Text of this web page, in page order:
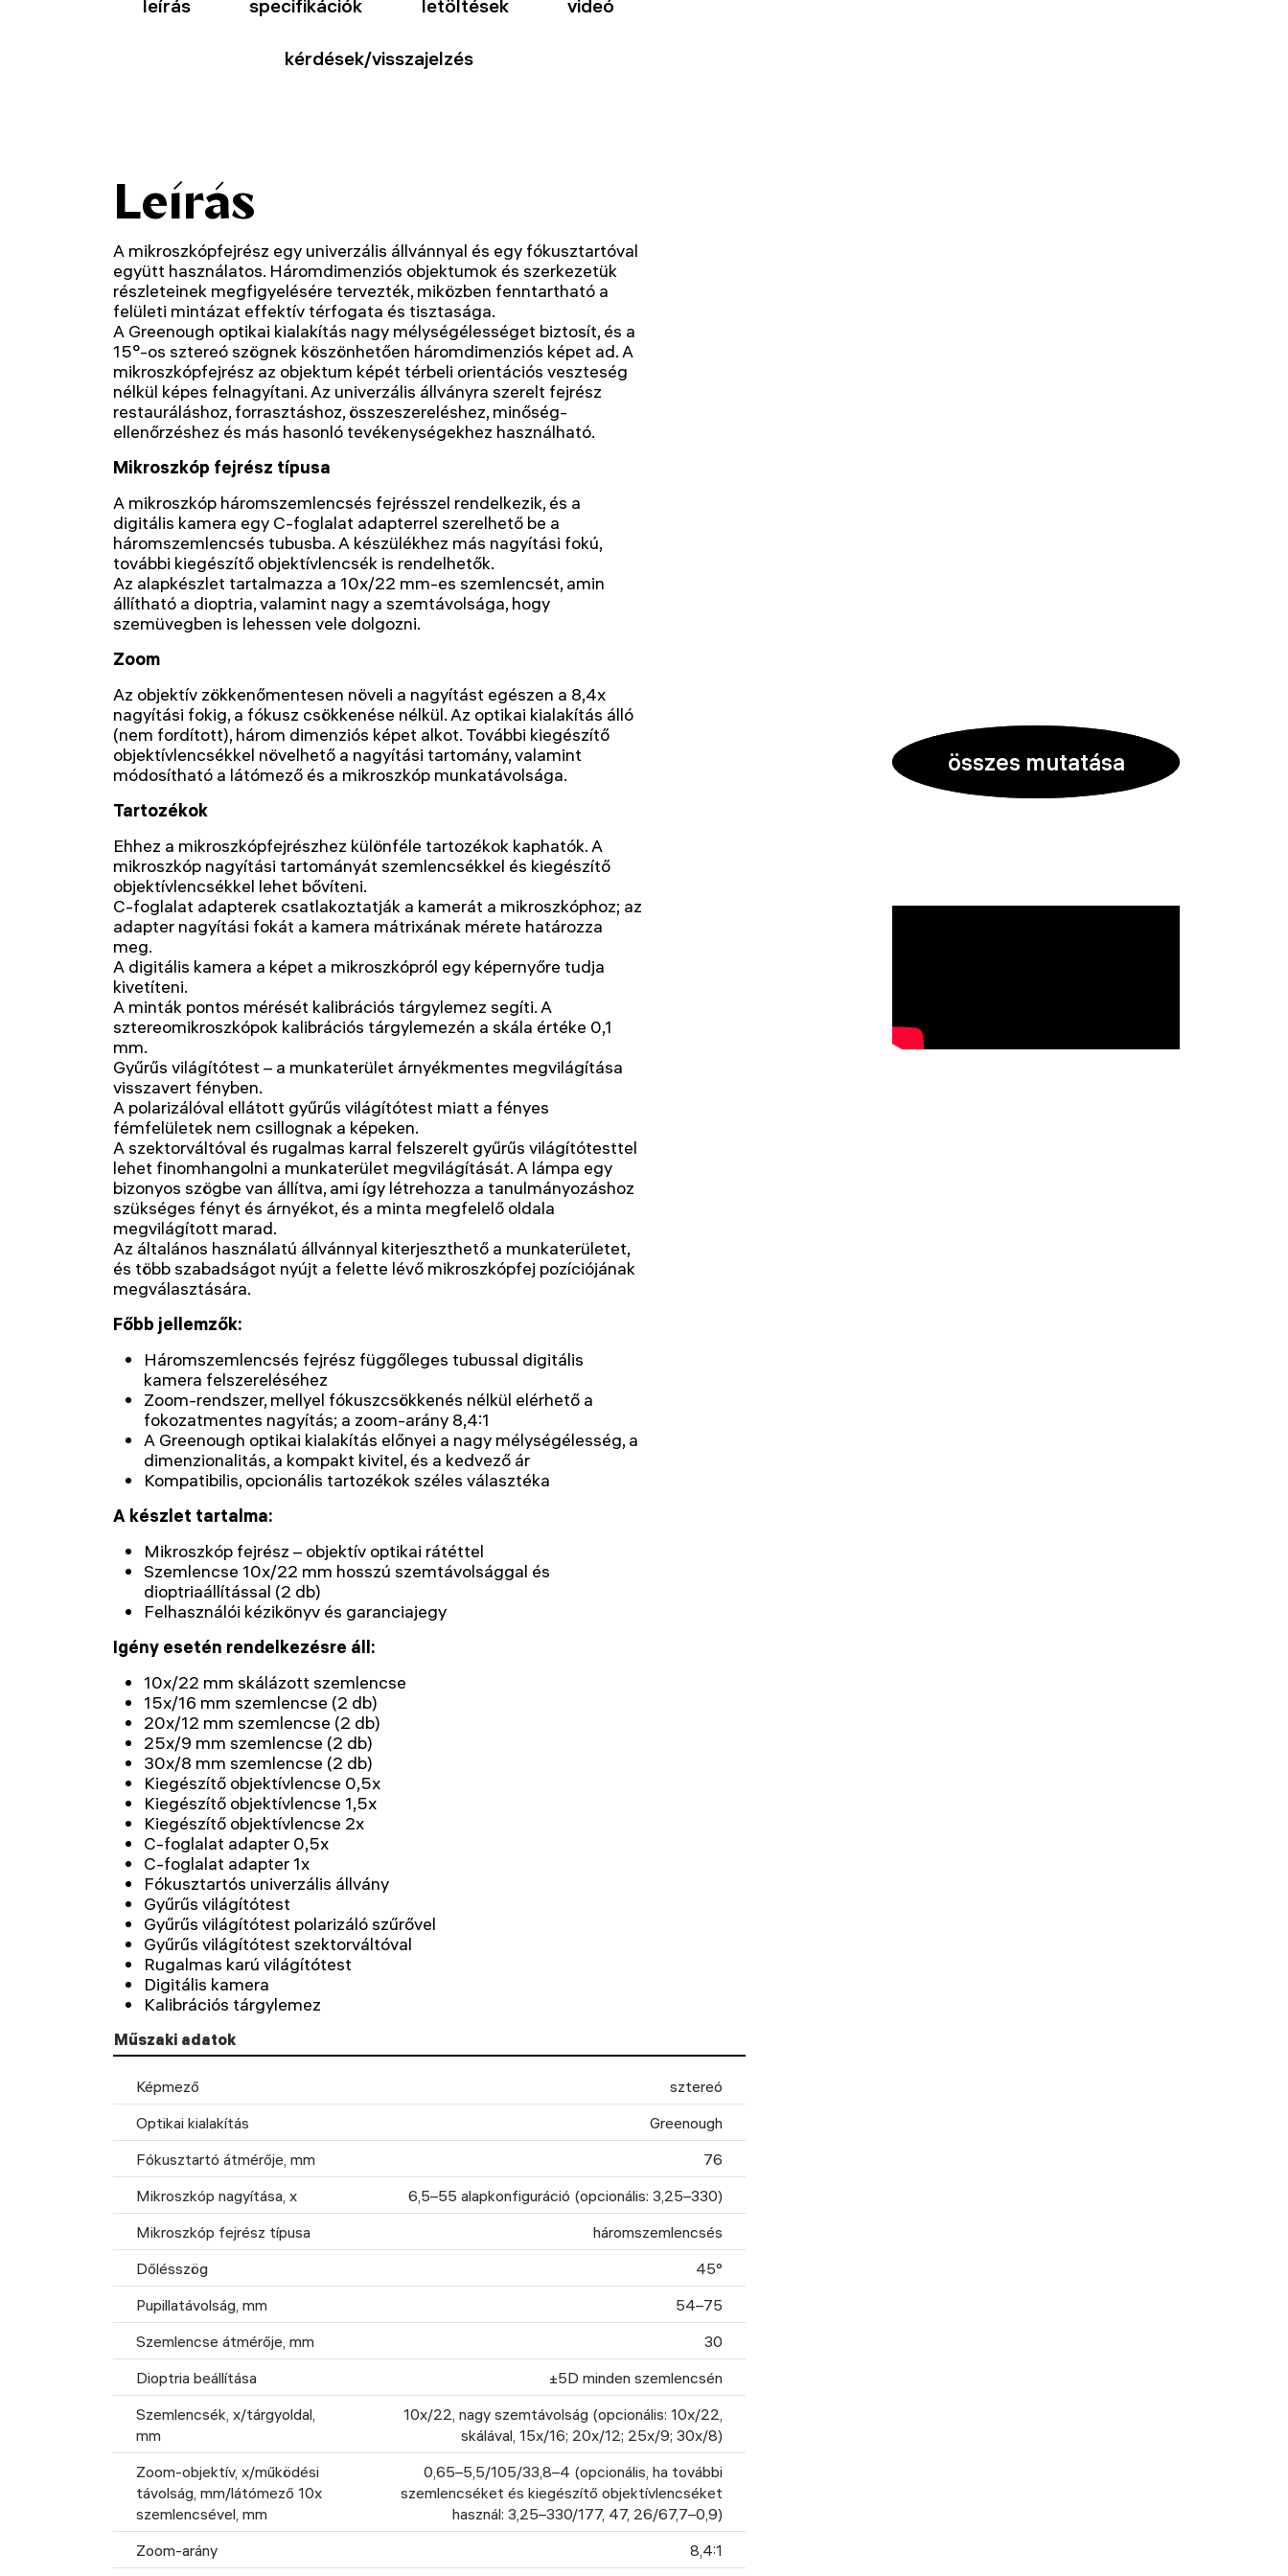
összes mutatása
leírás specifikációk letöltések videó
kérdések/visszajelzés
Leírás
A mikroszkópfejrész egy univerzális állvánnyal és egy fókusztartóval
együtt használatos. Háromdimenziós objektumok és szerkezetük
részleteinek megfigyelésére tervezték, miközben fenntartható a
felületi mintázat effektív térfogata és tisztasága.
A Greenough optikai kialakítás nagy mélységélességet biztosít, és a
15°-os sztereó szögnek köszönhetően háromdimenziós képet ad. A
mikroszkópfejrész az objektum képét térbeli orientációs veszteség
nélkül képes felnagyítani. Az univerzális állványra szerelt fejrész
restauráláshoz, forrasztáshoz, összeszereléshez, minőség-
ellenőrzéshez és más hasonló tevékenységekhez használható.
Mikroszkóp fejrész típusa
A mikroszkóp háromszemlencsés fejrésszel rendelkezik, és a
digitális kamera egy C-foglalat adapterrel szerelhető be a
háromszemlencsés tubusba. A készülékhez más nagyítási fokú,
további kiegészítő objektívlencsék is rendelhetők.
Az alapkészlet tartalmazza a 10x/22 mm-es szemlencsét, amin
állítható a dioptria, valamint nagy a szemtávolsága, hogy
szemüvegben is lehessen vele dolgozni.
Zoom
Az objektív zökkenőmentesen növeli a nagyítást egészen a 8,4x
nagyítási fokig, a fókusz csökkenése nélkül. Az optikai kialakítás álló
(nem fordított), három dimenziós képet alkot. További kiegészítő
objektívlencsékkel növelhető a nagyítási tartomány, valamint
módosítható a látómező és a mikroszkóp munkatávolsága.
Tartozékok
Ehhez a mikroszkópfejrészhez különféle tartozékok kaphatók. A
mikroszkóp nagyítási tartományát szemlencsékkel és kiegészítő
objektívlencsékkel lehet bővíteni.
C-foglalat adapterek csatlakoztatják a kamerát a mikroszkóphoz; az
adapter nagyítási fokát a kamera mátrixának mérete határozza
meg.
A digitális kamera a képet a mikroszkópról egy képernyőre tudja
kivetíteni.
A minták pontos mérését kalibrációs tárgylemez segíti. A
sztereomikroszkópok kalibrációs tárgylemezén a skála értéke 0,1
mm.
Gyűrűs világítótest – a munkaterület árnyékmentes megvilágítása
visszavert fényben.
A polarizálóval ellátott gyűrűs világítótest miatt a fényes
fémfelületek nem csillognak a képeken.
A szektorváltóval és rugalmas karral felszerelt gyűrűs világítótesttel
lehet finomhangolni a munkaterület megvilágítását. A lámpa egy
bizonyos szögbe van állítva, ami így létrehozza a tanulmányozáshoz
szükséges fényt és árnyékot, és a minta megfelelő oldala
megvilágított marad.
Az általános használatú állvánnyal kiterjeszthető a munkaterületet,
és több szabadságot nyújt a felette lévő mikroszkópfej pozíciójának
megválasztására.
Főbb jellemzők:
Háromszemlencsés fejrész függőleges tubussal digitális
kamera felszereléséhez
Zoom-rendszer, mellyel fókuszcsökkenés nélkül elérhető a
fokozatmentes nagyítás; a zoom-arány 8,4:1
A Greenough optikai kialakítás előnyei a nagy mélységélesség, a
dimenzionalitás, a kompakt kivitel, és a kedvező ár
Kompatibilis, opcionális tartozékok széles választéka
A készlet tartalma:
Mikroszkóp fejrész – objektív optikai rátéttel
Szemlencse 10x/22 mm hosszú szemtávolsággal és
dioptriaállítással (2 db)
Felhasználói kézikönyv és garanciajegy
Igény esetén rendelkezésre áll:
10x/22 mm skálázott szemlencse
15x/16 mm szemlencse (2 db)
20x/12 mm szemlencse (2 db)
25x/9 mm szemlencse (2 db)
30x/8 mm szemlencse (2 db)
Kiegészítő objektívlencse 0,5x
Kiegészítő objektívlencse 1,5x
Kiegészítő objektívlencse 2x
C-foglalat adapter 0,5x
C-foglalat adapter 1x
Fókusztartós univerzális állvány
Gyűrűs világítótest
Gyűrűs világítótest polarizáló szűrővel
Gyűrűs világítótest szektorváltóval
Rugalmas karú világítótest
Digitális kamera
Kalibrációs tárgylemez
Műszaki adatok
Képmező
sztereó
Optikai kialakítás
Greenough
Fókusztartó átmérője, mm
76
Mikroszkóp nagyítása, x
6,5–55 alapkonfiguráció (opcionális: 3,25–330)
Mikroszkóp fejrész típusa
háromszemlencsés
Dőlésszög
45°
Pupillatávolság, mm
54–75
Szemlencse átmérője, mm
30
Dioptria beállítása
±5D minden szemlencsén
Szemlencsék, x/tárgyoldal,
mm
10x/22, nagy szemtávolság (opcionális: 10x/22,
skálával, 15x/16; 20x/12; 25x/9; 30x/8)
Zoom-objektív, x/működési
távolság, mm/látómező 10x
szemlencsével, mm
0,65–5,5/105/33,8–4 (opcionális, ha további
szemlencséket és kiegészítő objektívlencséket
használ: 3,25–330/177, 47, 26/67,7–0,9)
Zoom-arány
8,4:1